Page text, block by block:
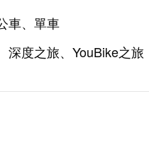
車、單車
深度之旅、YouBike之旅